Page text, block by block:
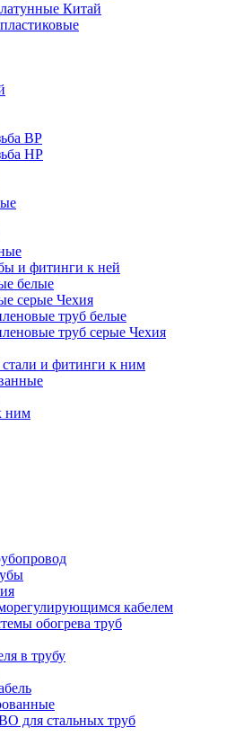
Китай
ВР
НР
и фитинги к ней
белые
серые Чехия
труб белые
труб серые Чехия
и фитинги к ним
ним
кабелем
обогрева труб
в трубу
для стальных труб